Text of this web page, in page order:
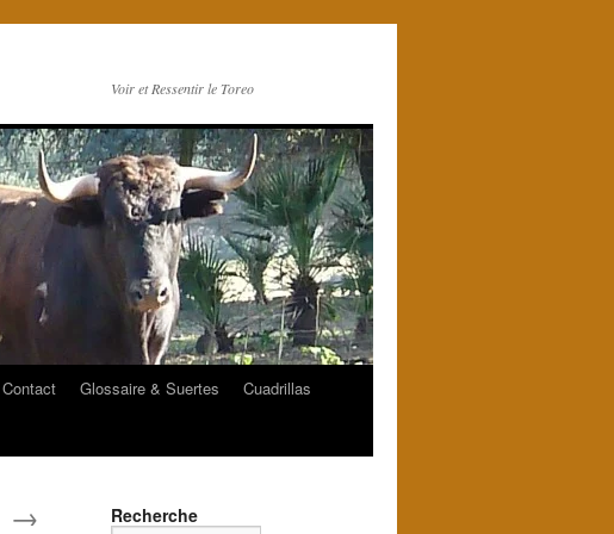
Voir et Ressentir le Toreo
Contact Glossaire & Suertes
Cuadrillas
→ Recherche